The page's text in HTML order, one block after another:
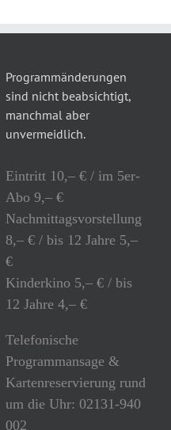
Programmänderungen
sind nicht beabsichtigt,
manchmal aber
unvermeidlich.
Eintritt 10,– € / im 5er-
Abo 9,– €
Nachmittagsvorstellung
8,– € / bis 12 Jahre 5,–
€
Kinderkino 5,– € / bis
12 Jahre 4,– €
Telefonische
Programmansage &
Kartenreservierung rund
um die Uhr: 02131-940
002